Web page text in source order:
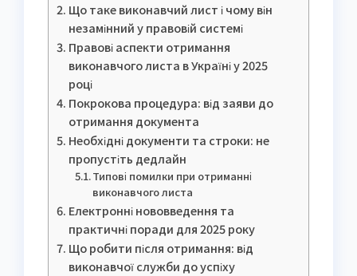
Що таке виконавчий лист і чому він
незамінний у правовій системі
Правові аспекти отримання
виконавчого листа в Україні у 2025
році
Покрокова процедура: від заяви до
отримання документа
Необхідні документи та строки: не
пропустіть дедлайн
Типові помилки при отриманні
виконавчого листа
Електронні нововведення та
практичні поради для 2025 року
Що робити після отримання: від
виконавчої служби до успіху